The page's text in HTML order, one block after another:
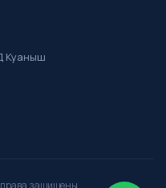
Куаныш
права защищены.